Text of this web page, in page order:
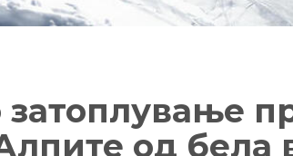
затоплување
од белa